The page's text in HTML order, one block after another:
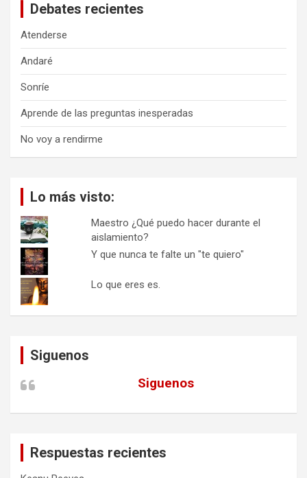
Debates recientes
Atenderse
Andaré
Sonríe
Aprende de las preguntas inesperadas
No voy a rendirme
Lo más visto:
Maestro ¿Qué puedo hacer durante el
aislamiento?
Y que nunca te falte un "te quiero"
Lo que eres es.
Siguenos
Siguenos
Respuestas recientes